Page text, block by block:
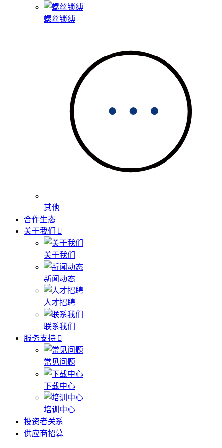
螺丝锁缚
其他
合作生态
关于我们
关于我们
新闻动态
人才招聘
联系我们
服务支持
常见问题
下载中心
培训中心
投资者关系
供应商招募